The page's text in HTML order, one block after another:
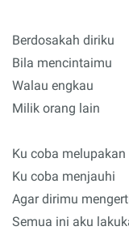
Berdosakah diriku
Bila mencintaimu
Walau engkau
Milik orang lain
Ku coba melupakan
Ku coba menjauhi
Agar dirimu
Semua ini aku